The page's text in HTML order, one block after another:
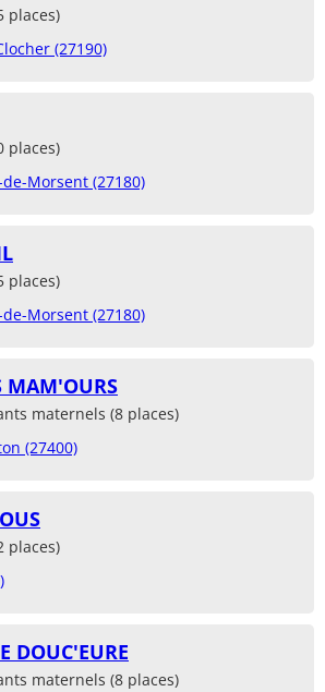
places)
(27190)
places)
Morsent (27180)
places)
Morsent (27180)
MAM'OURS
maternels (8 places)
(27400)
places)
DOUC'EURE
maternels (8 places)